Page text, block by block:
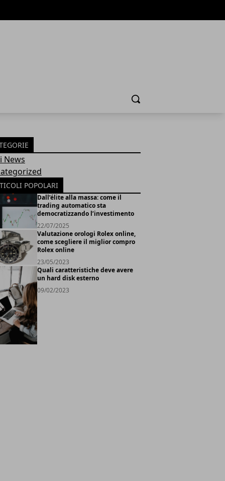
Cerca
News
POPOLARI
Dall’élite alla massa: come il
trading automatico sta
democratizzando l’investimento
22/07/2025
Valutazione orologi Rolex online,
come scegliere il miglior compro
Rolex online
23/05/2023
Quali caratteristiche deve avere
un hard disk esterno
09/02/2023